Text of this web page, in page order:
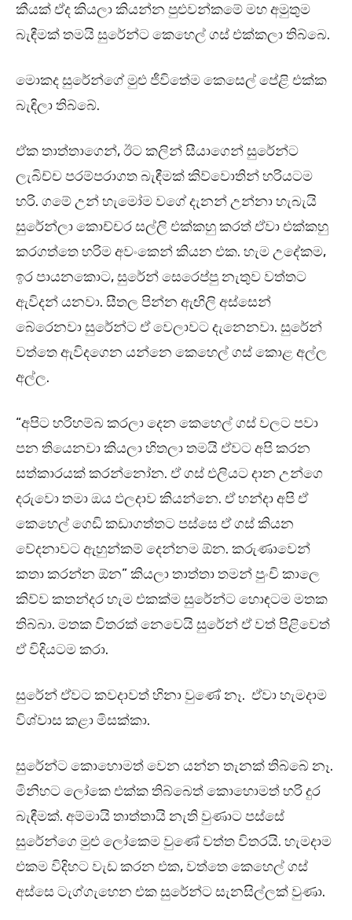
කීයක් ඒද කියලා කියන්න පුළුවන්කමේ මහ අමුතුම
බැඳීමක් තමයි සුරේන්ට කෙහෙල් ගස් එක්කලා තිබ්බෙ.
මොකද සුරේන්ගේ මුළු ජීවිතේම කෙසෙල් පේළි එක්ක
බැඳිලා තිබ්බේ.
ඒක තාත්තාගෙන්, ඊට කලින් සීයාගෙන් සුරේන්ට
ලැබිච්ච පරම්පරාගත බැඳීමක් කිව්වොතින් හරියටම
හරි. ගමේ උන් හැමෝම වගේ දැනන් උන්නා හැබැයි
සුරේන්ලා කොච්චර සල්ලි එක්කහු කරත් ඒවා එක්කහු
කරගත්තෙ හරිම අවංකෙන් කියන එක. හැම උදේකම,
ඉර පායනකොට, සුරේන් සෙරෙප්පු නැතුව වත්තට
ඇවිදන් යනවා. සීතල පින්න ඇඟිලි අස්සෙන්
බේරෙනවා සුරේන්ට ඒ වෙලාවට දැනෙනවා. සුරේන්
වත්තෙ ඇවිදගෙන යන්නෙ කෙහෙල් ගස් කොළ අල්ල
අල්ල.
“අපිට හරිහම්බ කරලා දෙන කෙහෙල් ගස් වලට පවා
පන තියෙනවා කියලා හිතලා තමයි ඒවට අපි කරන
සත්කාරයක් කරන්නෝන. ඒ ගස් එලියට දාන උන්ගෙ
දරුවො තමා ඔය ඵලදාව කියන්නෙ. ඒ හන්දා අපි ඒ
කෙහෙල් ගෙඩි කඩාගත්තට පස්සෙ ඒ ගස් කියන
වේදනාවට ඇහුන්කම් දෙන්නම ඕන. කරුණාවෙන්
කතා කරන්න ඕන” කියලා තාත්තා තමන් පුංචි කාලෙ
කිව්ව කතන්දර හැම එකක්ම සුරේන්ට හොඳටම මතක
තිබ්බා. මතක විතරක් නෙවෙයි සුරේන් ඒ වත් පිළිවෙත්
ඒ විදියටම කරා.
සුරේන් ඒවට කවදාවත් හිනා වුණේ නෑ. ඒවා හැමදාම
විශ්වාස කළා මිසක්කා.
සුරේන්ට කොහොමත් වෙන යන්න තැනක් තිබ්බේ නෑ.
මිනිහට ලෝකෙ එක්ක තිබ්බෙත් කොහොමත් හරි දුර
බැඳීමක්. අම්මායි තාත්තායි නැති වුණාට පස්සේ
සුරේන්ගෙ මුළු ලෝකෙම වුණේ වත්ත විතරයි. හැමදාම
එකම විදිහට වැඩ කරන එක, වත්තෙ කෙහෙල් ගස්
අස්සෙ ටැග්ගැහෙන එක සුරේන්ට සැනසිල්ලක් වුණා.